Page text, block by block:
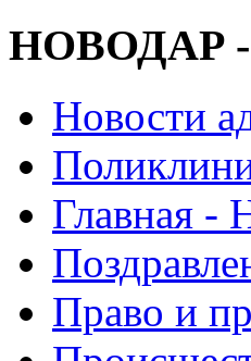
НОВОДАР -
Новости
Главная -
Право и